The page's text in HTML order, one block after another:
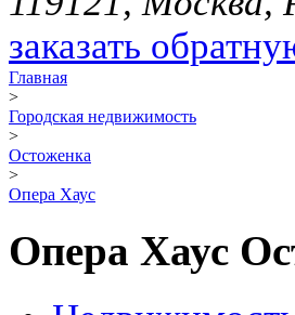
заказать
Главная
>
Городская недвижимость
>
Остоженка
>
Опера Хаус
Опера Хаус